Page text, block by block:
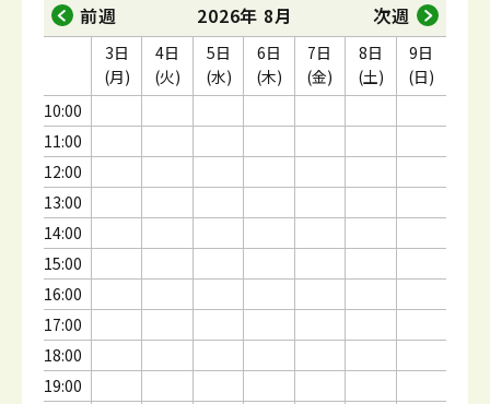
前週 2026年 8月 次週
10:00
11:00
12:00
13:00
14:00
15:00
16:00
17:00
18:00
19:00
3日
(月)
4日
(火)
5日
(水)
6日
(木)
7日
(金)
8日
(土)
9日
(日)